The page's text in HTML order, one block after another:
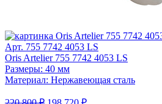
Арт. 755 7742 4053 LS
Oris Artelier 755 7742 4053 LS
Размеры: 40 мм
Материал: Нержавеющая сталь